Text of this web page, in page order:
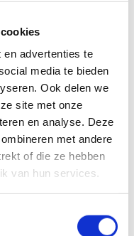
en advertenties te
media te bieden
Ook delen we
site met onze
en analyse. Deze
met andere
of die ze hebben
van hun services.
via de
aanbieden.
van
en